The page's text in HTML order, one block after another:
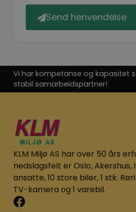
Send henvendelse
Vi har kompetanse og kapasitet
stabil samarbeidspartner!
KLM Miljø AS har over 50 års
nedslagsfelt er Oslo, Akershus,
ansatte, 10 store biler, 1 stk.
TV-kamera og 1 varebil.